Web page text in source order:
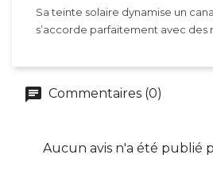
Sa teinte solaire dynamise un
s’accorde parfaitement avec des
Commentaires (0)
Aucun avis n'a été publié